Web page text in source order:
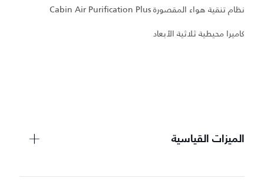
نظام تنقية هواء المقصورة Cabin Air Purification Plus
كاميرا محيطية ثلاثية الأبعاد
الميزات القياسية